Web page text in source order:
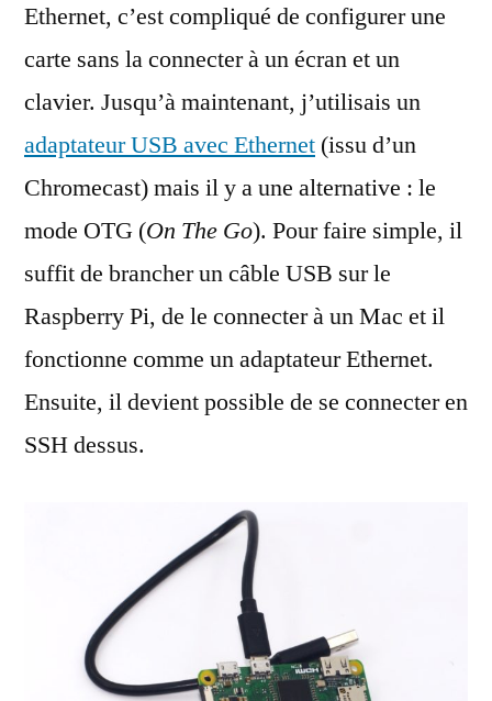
Ethernet, c’est compliqué de configurer une
carte sans la connecter à un écran et un
clavier. Jusqu’à maintenant, j’utilisais un
adaptateur USB avec Ethernet (issu d’un
Chromecast) mais il y a une alternative : le
mode OTG (On The Go). Pour faire simple, il
suffit de brancher un câble USB sur le
Raspberry Pi, de le connecter à un Mac et il
fonctionne comme un adaptateur Ethernet.
Ensuite, il devient possible de se connecter en
SSH dessus.